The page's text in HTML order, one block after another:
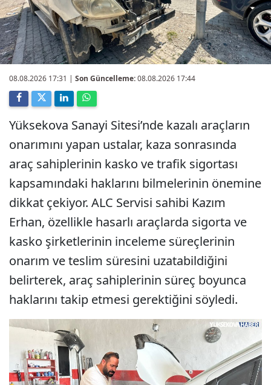
08.08.2026 17:31 | Son Güncelleme:08.08.2026 17:44
Yüksekova Sanayi Sitesi’nde kazalı araçların
onarımını yapan ustalar, kaza sonrasında
araç sahiplerinin kasko ve trafik sigortası
kapsamındaki haklarını bilmelerinin önemine
dikkat çekiyor. ALC Servisi sahibi Kazım
Erhan, özellikle hasarlı araçlarda sigorta ve
kasko şirketlerinin inceleme süreçlerinin
onarım ve teslim süresini uzatabildiğini
belirterek, araç sahiplerinin süreç boyunca
haklarını takip etmesi gerektiğini söyledi.